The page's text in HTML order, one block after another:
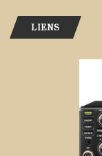
LIENS